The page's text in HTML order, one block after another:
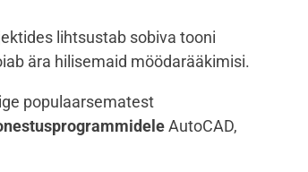
lihtsustab sobiva tooni
ära hilisemaid möödarääkimisi.
populaarsematest
AutoCAD,